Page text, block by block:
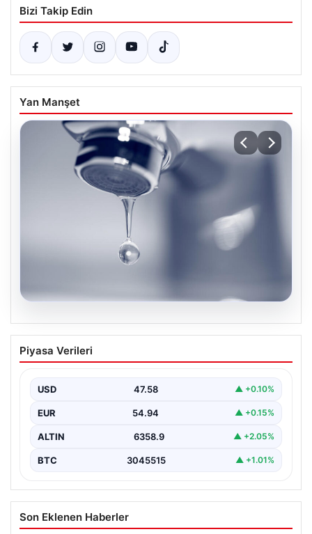
Bizi Takip Edin
Yan Manşet
İstanbul’un 8 İlçesinde Geniş Kapsamlı
Su Kesintisi Gerçekleşecek
önemli altyapı yenileme çalışmaları kapsamında şehrin…
Piyasa Verileri
USD 47.58 ▲ +0.10%
EUR 54.94 ▲ +0.15%
ALTIN 6358.9 ▲ +2.05%
BTC 3045515 ▲ +1.01%
Son Eklenen Haberler